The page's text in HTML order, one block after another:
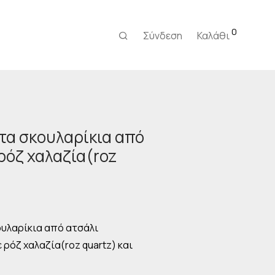
Σύνδεση Καλάθι0
σκουλαρίκια από
χαλαζία(roz
€.
από ατσάλι
χαλαζία(roz quartz) και